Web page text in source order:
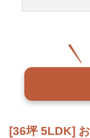
[36坪 5LDK]